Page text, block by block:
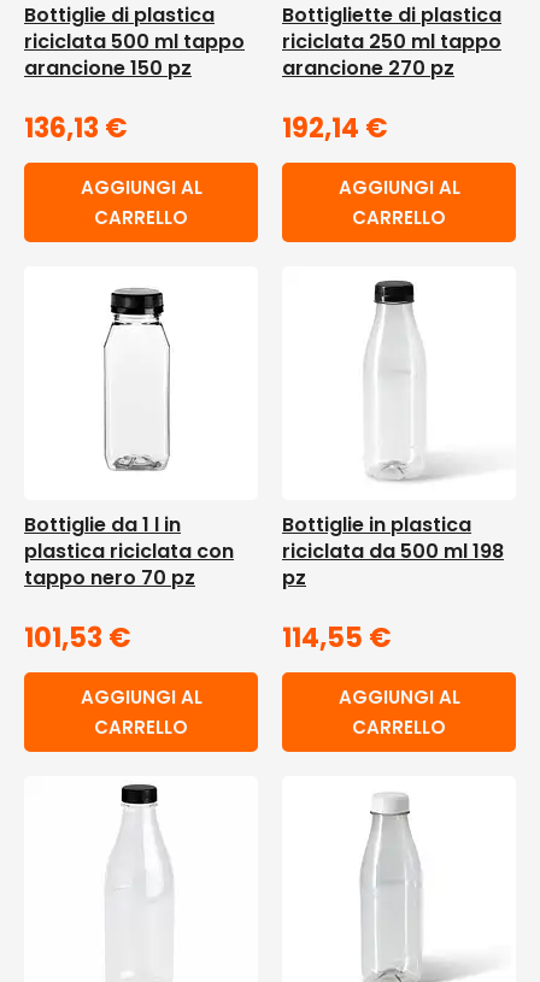
Bottiglie di plastica
riciclata 500 ml tappo
arancione 150 pz
136,13 €
AGGIUNGI AL
CARRELLO
Bottigliette di plastica
riciclata 250 ml tappo
arancione 270 pz
192,14 €
AGGIUNGI AL
CARRELLO
Bottiglie da 1 l in
plastica riciclata con
tappo nero 70 pz
101,53 €
AGGIUNGI AL
CARRELLO
Bottiglie in plastica
riciclata da 500 ml 198
pz
114,55 €
AGGIUNGI AL
CARRELLO